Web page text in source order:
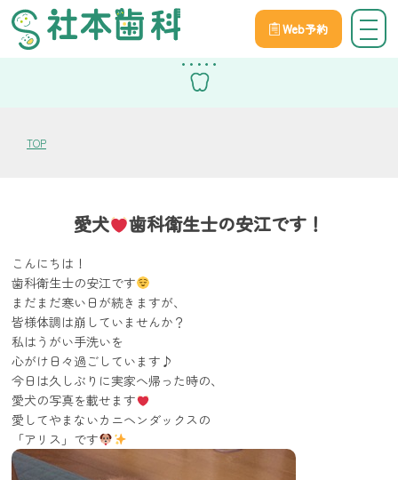
Web予約
スタッフブログ
TOP
愛犬 歯科衛生士の安江です！
こんにちは！
歯科衛生士の安江です
まだまだ寒い日が続きますが、
皆様体調は崩していませんか？
私はうがい手洗いを
心がけ日々過ごしています♪
今日は久しぶりに実家へ帰った時の、
愛犬の写真を載せます
愛してやまないカニヘンダックスの
「アリス」です